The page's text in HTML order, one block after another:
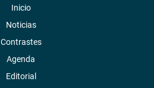
Inicio
Noticias
Contrastes
Agenda
Editorial